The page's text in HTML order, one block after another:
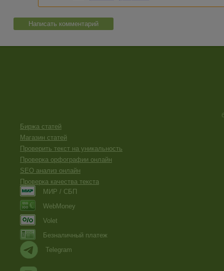
Написать комментарий
Биржа статей
Магазин статей
Проверить текст на уникальность
Проверка орфографии онлайн
SEO анализ онлайн
Проверка качества текста
МИР / СБП
WebMoney
Volet
Безналичный платеж
Telegram